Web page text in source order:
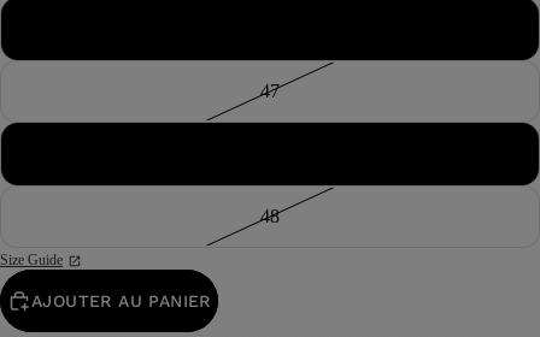
47
48
Size Guide
AJOUTER AU PANIER